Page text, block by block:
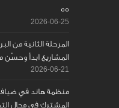
55
2026-06-25
المرحلة الثانية من
المشاريع ابدأ وحسّن
2026-06-21
منظمة هاند في
المشترك في مجال